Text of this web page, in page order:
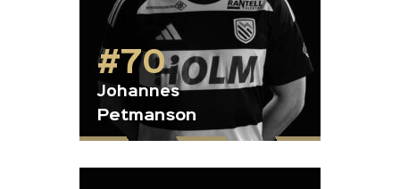
#70
Johannes
Petmanson